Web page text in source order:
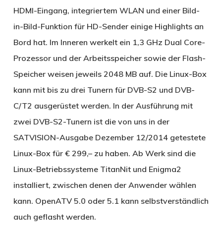
HDMI-Eingang, integriertem WLAN und einer Bild-
in-Bild-Funktion für HD-Sender einige Highlights an
Bord hat. Im Inneren werkelt ein 1,3 GHz Dual Core-
Prozessor und der Arbeitsspeicher sowie der Flash-
Speicher weisen jeweils 2048 MB auf. Die Linux-Box
kann mit bis zu drei Tunern für DVB-S2 und DVB-
C/T2 ausgerüstet werden. In der Ausführung mit
zwei DVB-S2-Tunern ist die von uns in der
SATVISION-Ausgabe Dezember 12/2014 getestete
Linux-Box für € 299,– zu haben. Ab Werk sind die
Linux-Betriebssysteme TitanNit und Enigma2
installiert, zwischen denen der Anwender wählen
kann. OpenATV 5.0 oder 5.1 kann selbstverständlich
auch geflasht werden.